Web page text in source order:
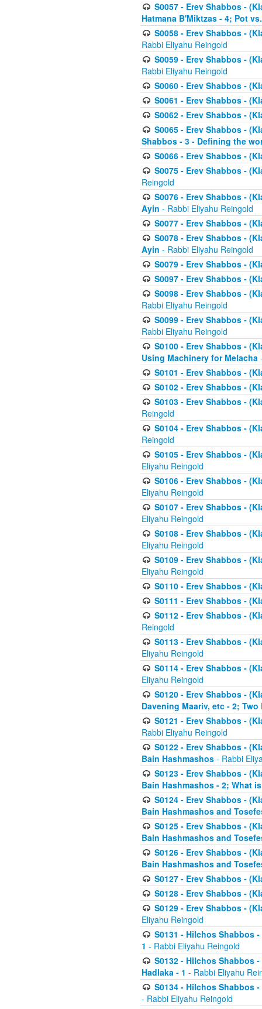
S0057 - Erev Shabbos -
Hatmana B'Miktzas - 4; Pot
S0058 - Erev Shabbos -
Rabbi Eliyahu Reingold
S0059 - Erev Shabbos -
Rabbi Eliyahu Reingold
S0060 - Erev Shabbos -
S0061 - Erev Shabbos -
S0062 - Erev Shabbos -
S0065 - Erev Shabbos -
Shabbos - 3 - Defining the
S0066 - Erev Shabbos -
S0075 - Erev Shabbos -
Reingold
S0076 - Erev Shabbos -
Ayin - Rabbi Eliyahu Reingold
S0077 - Erev Shabbos -
S0078 - Erev Shabbos -
Ayin - Rabbi Eliyahu Reingold
S0079 - Erev Shabbos -
S0097 - Erev Shabbos -
S0098 - Erev Shabbos -
Rabbi Eliyahu Reingold
S0099 - Erev Shabbos -
Rabbi Eliyahu Reingold
S0100 - Erev Shabbos -
Using Machinery for Melacha
S0101 - Erev Shabbos -
S0102 - Erev Shabbos -
S0103 - Erev Shabbos -
Reingold
S0104 - Erev Shabbos -
Reingold
S0105 - Erev Shabbos -
Eliyahu Reingold
S0106 - Erev Shabbos -
Eliyahu Reingold
S0107 - Erev Shabbos -
Eliyahu Reingold
S0108 - Erev Shabbos -
Eliyahu Reingold
S0109 - Erev Shabbos -
Eliyahu Reingold
S0110 - Erev Shabbos -
S0111 - Erev Shabbos -
S0112 - Erev Shabbos -
Reingold
S0113 - Erev Shabbos -
Eliyahu Reingold
S0114 - Erev Shabbos -
Eliyahu Reingold
S0120 - Erev Shabbos -
Davening Maariv, etc - 2;
S0121 - Erev Shabbos -
Rabbi Eliyahu Reingold
S0122 - Erev Shabbos -
Bain Hashmashos - Rabbi
S0123 - Erev Shabbos -
Bain Hashmashos - 2; What
S0124 - Erev Shabbos -
Bain Hashmashos and
S0125 - Erev Shabbos -
Bain Hashmashos and
S0126 - Erev Shabbos -
Bain Hashmashos and
S0127 - Erev Shabbos -
S0128 - Erev Shabbos -
S0129 - Erev Shabbos -
Eliyahu Reingold
S0131 - Hilchos Shabbos
1 - Rabbi Eliyahu Reingold
S0132 - Hilchos Shabbos
Hadlaka - 1 - Rabbi Eliyahu
S0134 - Hilchos Shabbos
- Rabbi Eliyahu Reingold